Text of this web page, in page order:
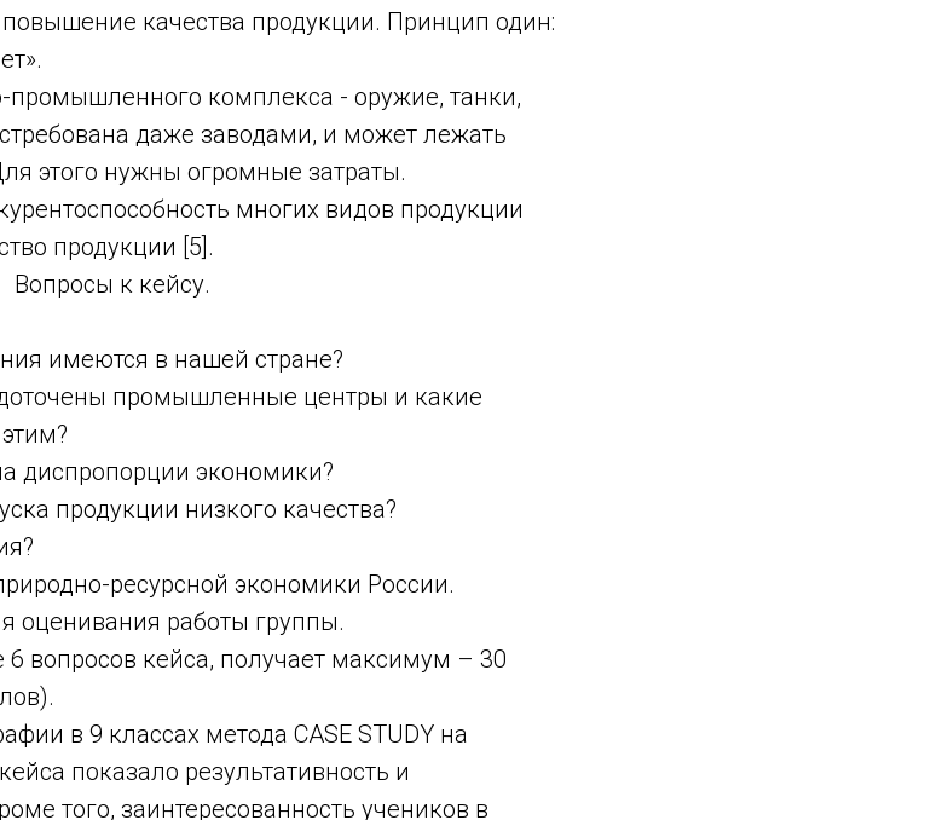
качества продукции. Принцип один:
промышленного комплекса - оружие, танки,
даже заводами, и может лежать
этого нужны огромные затраты.
многих видов продукции
продукции [5].
Вопросы к кейсу.
имеются в нашей стране?
промышленные центры и какие
диспропорции экономики?
продукции низкого качества?
ресурсной экономики России.
оценивания работы группы.
6 вопросов кейса, получает максимум – 30
в 9 классах метода CASE STUDY на
показало результативность и
того, заинтересованность учеников в